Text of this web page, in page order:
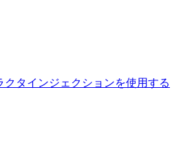
クタインジェクションを使用する